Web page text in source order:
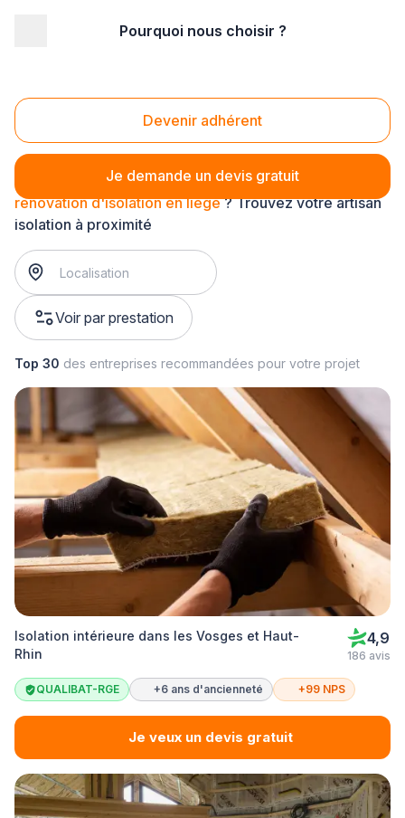
Pourquoi nous choisir ?
Devenir adhérent
Je demande un devis gratuit
Rénovation d'isolation en liège
rénovation d'isolation en liège? Trouvez votre artisan
isolation à proximité
Voir par prestation
Top 30 des entreprises recommandées pour votre projet
Isolation intérieure dans les Vosges et Haut-
Rhin
4,9
186 avis
QUALIBAT-RGE +6 ans d'ancienneté +99 NPS
Je veux un devis gratuit